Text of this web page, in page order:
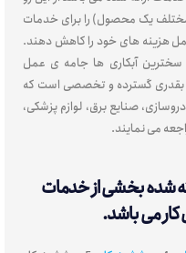
مختلف یک محصول) را برای خدمات
هزینه های خود را کاهش دهند.
سخترین آبکاری ها جامه ی عمل
گسترده و تخصصی است که
صنایع برق، لوازم پزشکی،
می نمایند.
شده بخشی از خدمات
می باشد.